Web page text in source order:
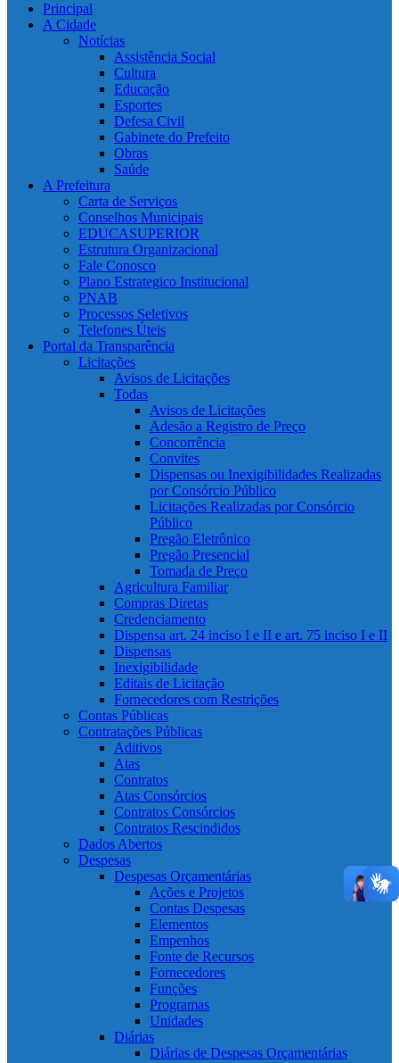
Principal
A Cidade
Notícias
Assistência Social
Cultura
Educação
Esportes
Defesa Civil
Gabinete do Prefeito
Obras
Saúde
A Prefeitura
Carta de Serviços
Conselhos Municipais
EDUCASUPERIOR
Estrutura Organizacional
Fale Conosco
Plano Estrategico Institucional
PNAB
Processos Seletivos
Telefones Úteis
Portal da Transparência
Licitações
Avisos de Licitações
Todas
Avisos de Licitações
Adesão a Registro de Preço
Concorrência
Convites
Dispensas ou Inexigibilidades Realizadas
por Consórcio Público
Licitações Realizadas por Consórcio
Público
Pregão Eletrônico
Pregão Presencial
Tomada de Preço
Agricultura Familiar
Compras Diretas
Credenciamento
Dispensa art. 24 inciso I e II e art. 75 inciso I e II
Dispensas
Inexigibilidade
Editais de Licitação
Fornecedores com Restrições
Contas Públicas
Contratações Públicas
Aditivos
Atas
Contratos
Atas Consórcios
Contratos Consórcios
Contratos Rescindidos
Dados Abertos
Despesas
Despesas Orçamentárias
Ações e Projetos
Contas Despesas
Elementos
Empenhos
Fonte de Recursos
Fornecedores
Funções
Programas
Unidades
Diárias
Diárias de Despesas Orçamentárias